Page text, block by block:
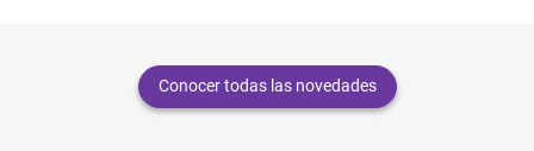
Conocer todas las novedades